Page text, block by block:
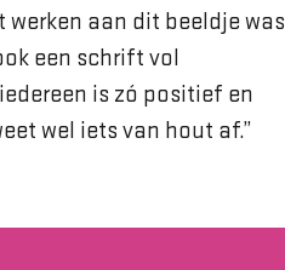
aan dit beeldje was
een schrift vol
is zó positief en
wel iets van hout af.”